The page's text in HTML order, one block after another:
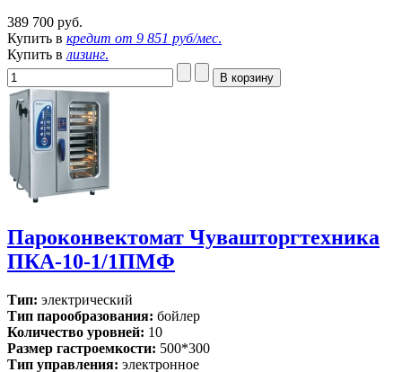
389 700 руб.
Купить в кредит от 9 851 руб/мес.
Купить в лизинг.
Пароконвектомат Чувашторгтехника
ПКА-10-1/1ПМФ
Тип: электрический
Тип парообразования: бойлер
Количество уровней: 10
Размер гастроемкости: 500*300
Тип управления: электронное